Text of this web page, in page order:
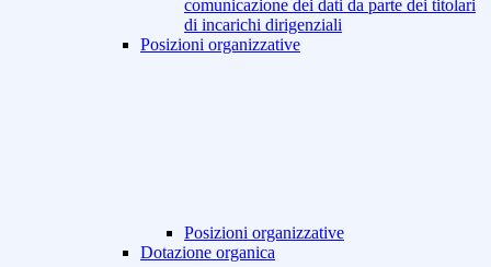
comunicazione dei dati da parte dei titolari
di incarichi dirigenziali
Posizioni organizzative
Posizioni organizzative
Dotazione organica